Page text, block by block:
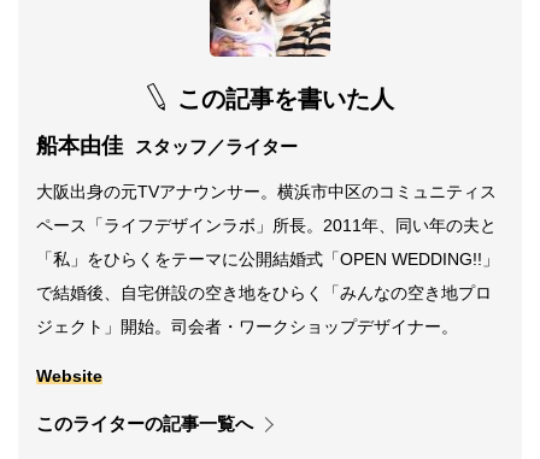
この記事を書いた人
船本由佳 スタッフ／ライター
大阪出身の元TVアナウンサー。横浜市中区のコミュニティス
ペース「ライフデザインラボ」所長。2011年、同い年の夫と
「私」をひらくをテーマに公開結婚式「OPEN WEDDING!!」
で結婚後、自宅併設の空き地をひらく「みんなの空き地プロ
ジェクト」開始。司会者・ワークショップデザイナー。
Website
このライターの記事一覧へ